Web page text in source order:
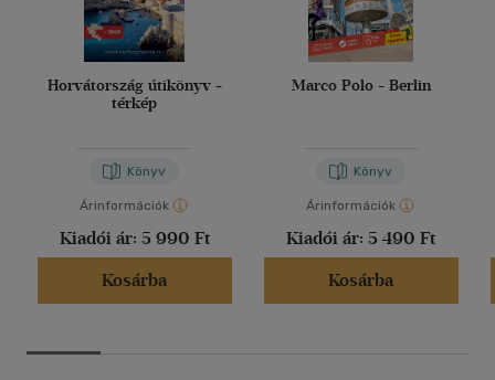
Horvátország útikönyv +
térkép
Könyv
Árinformációk
Kiadói ár: 5 990 Ft
Kosárba
Marco Polo - Berlin
Könyv
Árinformációk
Kiadói ár: 5 490 Ft
Kosárba